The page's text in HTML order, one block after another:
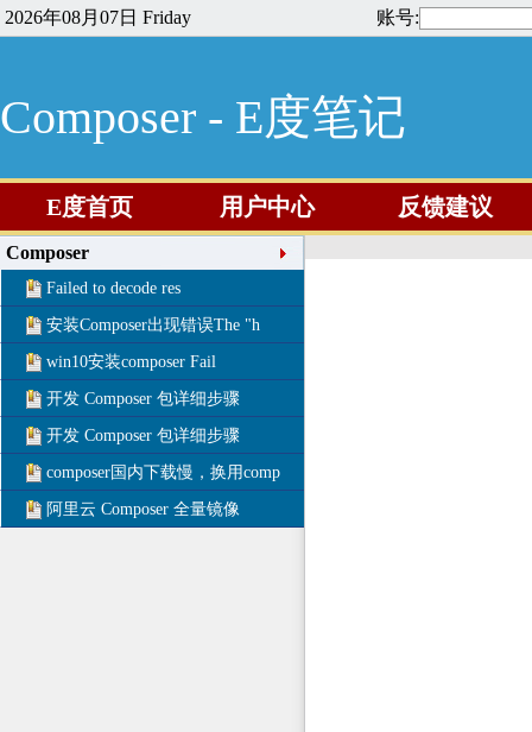
2026年08月07日 Friday 账号:
Composer - E度笔记
E度首页 用户中心 反馈建议
Composer
Failed to decode res
安装Composer出现错误The "h
win10安装composer Fail
开发 Composer 包详细步骤
开发 Composer 包详细步骤
composer国内下载慢，换用comp
阿里云 Composer 全量镜像